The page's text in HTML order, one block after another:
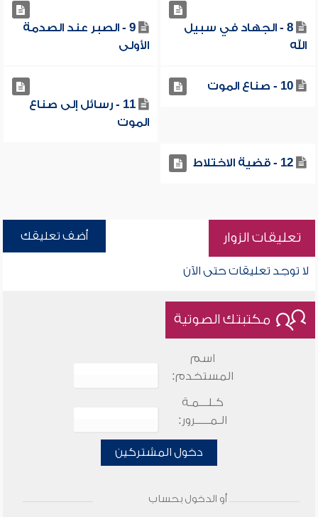
8 - الجهاد في سبيل
الله
9 - الصبر عند الصدمة
الأولى
10 - صناع الموت
11 - رسائل إلى صناع
الموت
12 - قضية الاختلاط
تعليقات الزوار أضف تعليقك
لا توجد تعليقات حتى الآن
مكتبتك الصوتية
اسم
المستخدم:
كـلـــمـة
الـمـــــرور:
دخول المشتركين
أو الدخول بحساب